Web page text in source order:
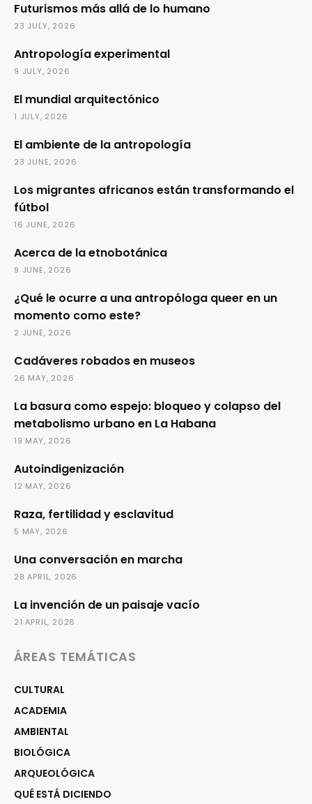
Futurismos más allá de lo humano
23 JULY, 2026
Antropología experimental
9 JULY, 2026
El mundial arquitectónico
1 JULY, 2026
El ambiente de la antropología
23 JUNE, 2026
Los migrantes africanos están transformando el
fútbol
16 JUNE, 2026
Acerca de la etnobotánica
9 JUNE, 2026
¿Qué le ocurre a una antropóloga queer en un
momento como este?
2 JUNE, 2026
Cadáveres robados en museos
26 MAY, 2026
La basura como espejo: bloqueo y colapso del
metabolismo urbano en La Habana
19 MAY, 2026
Autoindigenización
12 MAY, 2026
Raza, fertilidad y esclavitud
5 MAY, 2026
Una conversación en marcha
28 APRIL, 2026
La invención de un paisaje vacío
21 APRIL, 2026
ÁREAS TEMÁTICAS
CULTURAL
ACADEMIA
AMBIENTAL
BIOLÓGICA
ARQUEOLÓGICA
QUÉ ESTÁ DICIENDO